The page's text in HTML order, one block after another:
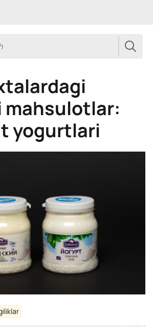
mahsulotlar:
yogurtlari